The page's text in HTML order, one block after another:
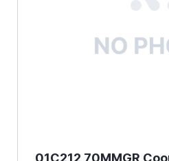
01C212 70MMGR